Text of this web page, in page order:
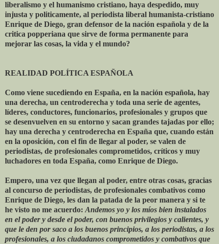
liberalismo y el humanismo cristiano, haya despedido, muy
injusta y politicamente, al periodista liberal humanista-cristiano
Enrique de Diego, gran defensor de la nación española y de la
critica popperiana que sirve de forma permanente para
mejorar las cosas, la vida y el mundo?
REALIDAD POLÍTICA ESPAÑOLA
Como viene sucediendo en España, en la nación española, hay
una derecha, un centroderecha y toda una serie de agentes,
líderes, conductores, funcionarios, profesionales y grupos que
se desenvuelven en su entorno y sacan grandes tajadas por ello;
hay una derecha y centroderecha en España que, cuando están
en la oposición, con el fin de llegar al poder, se valen de
periodistas, de profesionales comprometidos, críticos y muy
luchadores en toda España, como Enrique de Diego.
Empero, una vez que llegan al poder, entre otras cosas, gracias
al concurso de periodistas, de profesionales combativos como
Enrique de Diego, les dan la patada de la peor manera y si te
he visto no me acuerdo: Andemos yo y los míos bien instalados
en el poder y desde el poder, con buenos privilegios y calientes, y
que le den por saco a los buenos principios, a los periodistas, a los
profesionales, a los ciudadanos comprometidos y combativos que